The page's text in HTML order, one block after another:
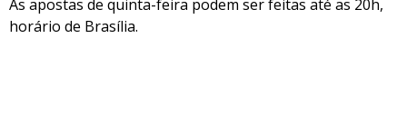
As apostas de quinta-feira podem ser feitas até as 20h,
horário de Brasília.